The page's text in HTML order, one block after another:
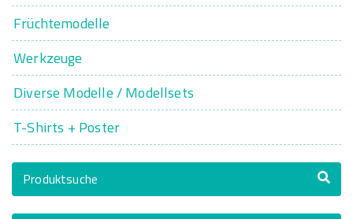
Früchtemodelle
Werkzeuge
Diverse Modelle / Modellsets
T-Shirts + Poster
Produktsuche